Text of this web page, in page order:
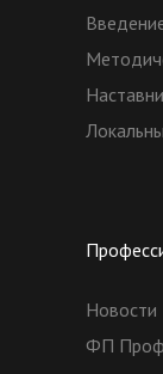
Новости
ФП